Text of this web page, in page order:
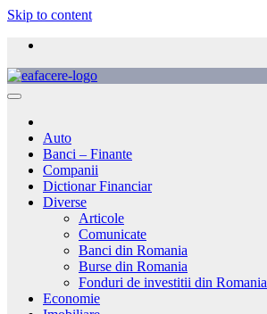
Skip to content
Auto
Banci – Finante
Companii
Dictionar Financiar
Diverse
Articole
Comunicate
Banci din Romania
Burse din Romania
Fonduri de investitii din Romania
Economie